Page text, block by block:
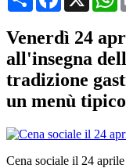
Venerdì 24
all'insegna
tradizione
un menù
Cena sociale il 24 aprile